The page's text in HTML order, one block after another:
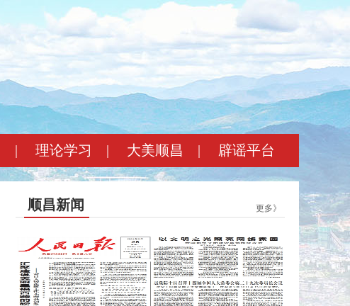
| 理论学习 | 大美顺昌 | 辟谣平台
更多》
顺昌新闻